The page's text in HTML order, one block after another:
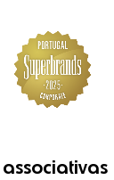
associativas